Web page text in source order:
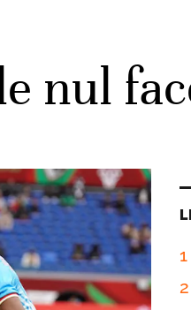
nul
1
2